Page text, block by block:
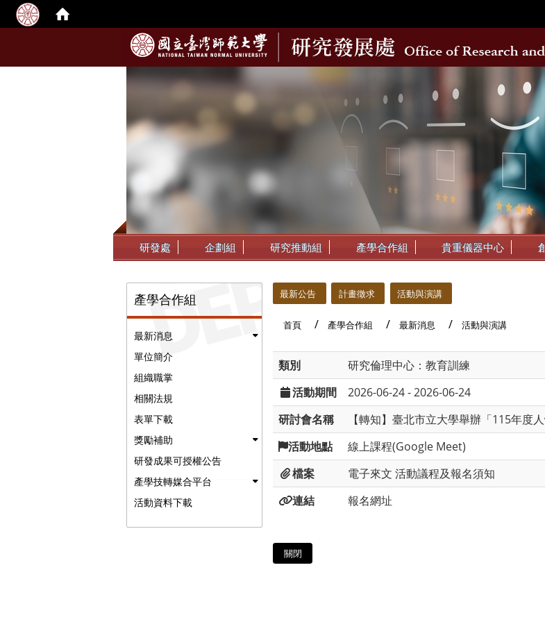
::: 研發處 企劃組 研究推動組 產學合作組 貴重儀器中心
產學合作組
最新消息
單位簡介
組織職掌
相關法規
表單下載
獎勵補助
研發成果可授權公告
產學技轉媒合平台
活動資料下載
最新公告 計畫徵求 活動與演講
首頁 產學合作組 最新消息 活動與演講
類別
研究倫理中心：教育訓練
活動期間
2026-06-24 - 2026-06-24
研討會名稱
【轉知】臺北市立大學舉辦「115年度
活動地點
線上課程(Google Meet)
檔案
電子來文 活動議程及報名須知
連結
報名網址
關閉